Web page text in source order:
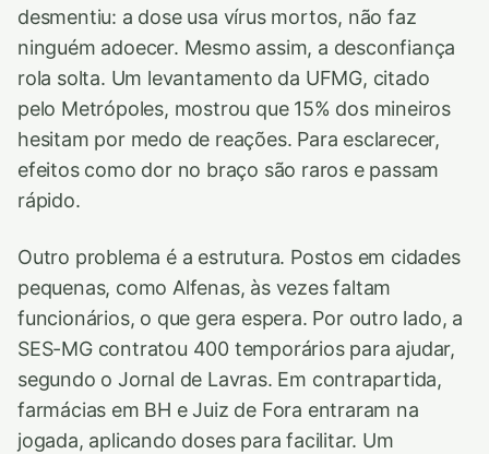
desmentiu: a dose usa vírus mortos, não faz
ninguém adoecer. Mesmo assim, a desconfiança
rola solta. Um levantamento da UFMG, citado
pelo Metrópoles, mostrou que 15% dos mineiros
hesitam por medo de reações. Para esclarecer,
efeitos como dor no braço são raros e passam
rápido.
Outro problema é a estrutura. Postos em cidades
pequenas, como Alfenas, às vezes faltam
funcionários, o que gera espera. Por outro lado, a
SES-MG contratou 400 temporários para ajudar,
segundo o Jornal de Lavras. Em contrapartida,
farmácias em BH e Juiz de Fora entraram na
jogada, aplicando doses para facilitar. Um